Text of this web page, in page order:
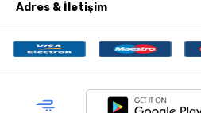
Adres & İletişim